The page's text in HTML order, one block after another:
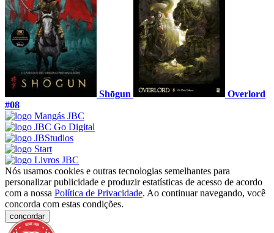
Shōgun
Overlord
#08
Nós usamos cookies e outras tecnologias semelhantes para
personalizar publicidade e produzir estatísticas de acesso de acordo
com a nossa Política de Privacidade. Ao continuar navegando, você
concorda com estas condições.
concordar